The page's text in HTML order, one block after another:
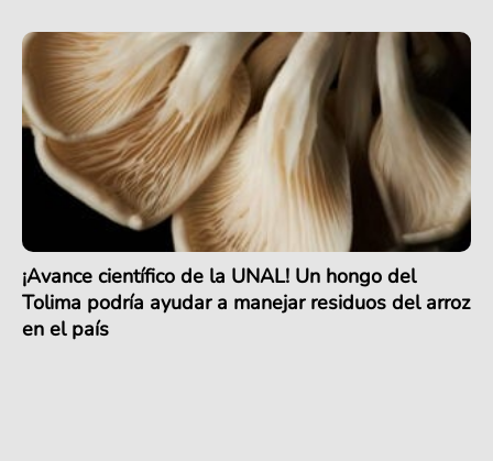
¡Avance científico de la UNAL! Un hongo del
Tolima podría ayudar a manejar residuos del arroz
en el país